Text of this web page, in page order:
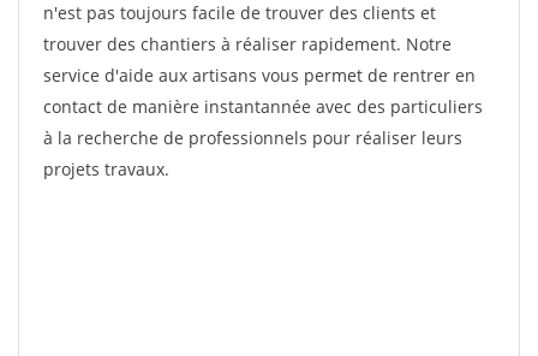
n'est pas toujours facile de trouver des clients et
trouver des chantiers à réaliser rapidement. Notre
service d'aide aux artisans vous permet de rentrer en
contact de manière instantannée avec des particuliers
à la recherche de professionnels pour réaliser leurs
projets travaux.